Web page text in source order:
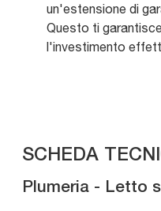
un'estensione di
Questo ti
l'investimento
SCHEDA
Plumeria - Letto